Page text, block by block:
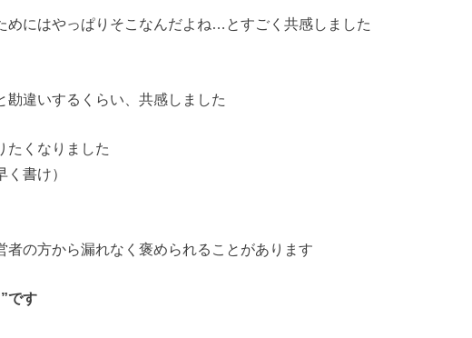
めにはやっぱりそこなんだよね…とすごく共感しました
勘違いするくらい、共感しました
たくなりました
く書け）
者の方から漏れなく褒められることがあります
です